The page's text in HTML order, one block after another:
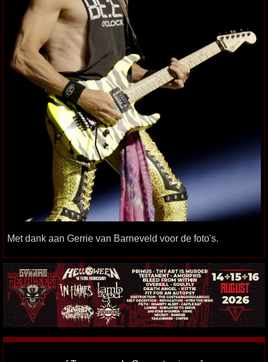
Met dank aan Gerrie van Barneveld voor de foto's.